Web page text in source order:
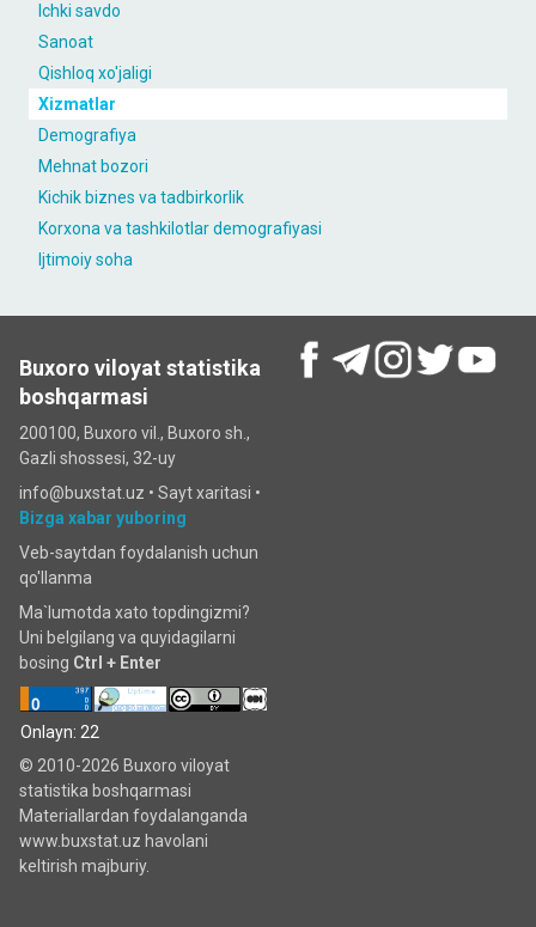
Ichki savdo
Sanoat
Qishloq xo'jaligi
Xizmatlar
Demografiya
Mehnat bozori
Kichik biznes va tadbirkorlik
Korxona va tashkilotlar demografiyasi
Ijtimoiy soha
Buxoro viloyat statistika
boshqarmasi
200100, Buxoro vil., Buxoro sh.,
Gazli shossesi, 32-uy
info@buxstat.uz • Sayt xaritasi •
Bizga xabar yuboring
Veb-saytdan foydalanish uchun
qo'llanma
Ma`lumotda xato topdingizmi?
Uni belgilang va quyidagilarni
bosing Ctrl + Enter
Onlayn: 22
© 2010-2026 Buxoro viloyat
statistika boshqarmasi
Materiallardan foydalanganda
www.buxstat.uz havolani
keltirish majburiy.